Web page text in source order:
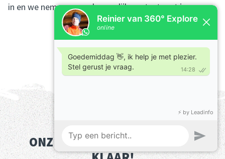
in en we nemen zo snel mogelijk contact met je op.
ONZE GIDSEN STAAN VOOR JE